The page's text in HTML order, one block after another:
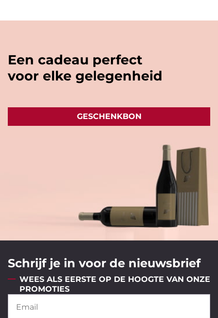
Een cadeau perfect
voor elke gelegenheid
GESCHENKBON
Schrijf je in voor de nieuwsbrief
WEES ALS EERSTE OP DE HOOGTE VAN ONZE
PROMOTIES